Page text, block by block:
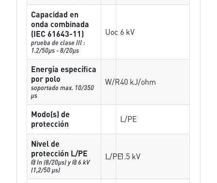
Capacidad en
onda combinada
(IEC 61643-11)
prueba de clase III :
1.2/50µs - 8/20µs
Uoc 6 kV
Energía específica
por polo
soportado max. 10/350
µs
W/R40 kJ/ohm
Modo(s) de
protección
L/PE
Nivel de
protección L/PE
@ In (8/20µs) y @ 6 kV
(1,2/50 µs)
L/PE1.5 kV